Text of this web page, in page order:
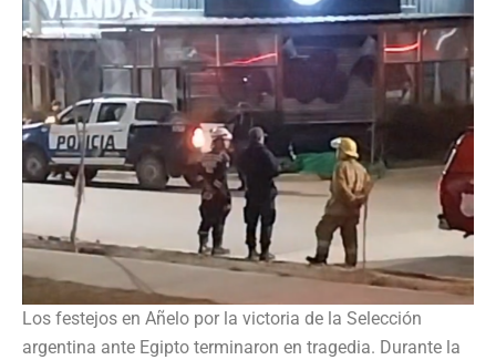
Los festejos en Añelo por la victoria de la Selección
argentina ante Egipto terminaron en tragedia. Durante la